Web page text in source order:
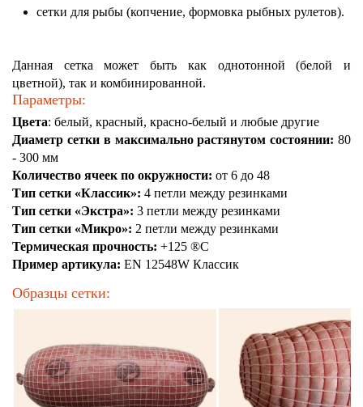
сетки для рыбы (копчение, формовка рыбных рулетов).
Данная сетка может быть как однотонной (белой и
цветной), так и комбинированной.
Параметры:
Цвета: белый, красный, красно-белый и любые другие
Диаметр сетки в максимально растянутом состоянии: 80
- 300 мм
Количество ячеек по окружности: от 6 до 48
Тип сетки «Классик»: 4 петли между резинками
Тип сетки «Экстра»: 3 петли между резинками
Тип сетки «Микро»: 2 петли между резинками
Термическая прочность: +125 ®С
Пример артикула: EN 12548W Классик
Образцы сетки: